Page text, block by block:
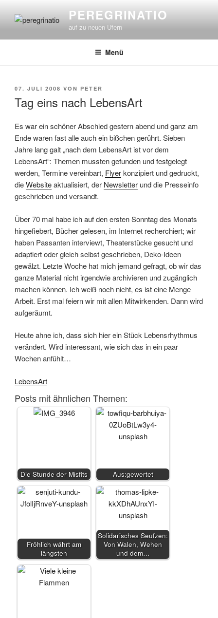
Inhalt
PEREGRINATIO
auf zu neuen Ufern
Menü
VERÖFFENTLICHT
07. JULI 2008 VON PETER
Tag eins nach LebensArt
Es war ein schöner Abschied gestern abend und ganz am
Ende waren fast alle auch ein bißchen gerührt. Sieben
Jahre lang galt „nach dem LebensArt ist vor dem
LebensArt“: Themen mussten gefunden und festgelegt
werden, Termine vereinbart, Flyerkonzipiert und gedruckt,
dieWebsiteaktualisiert, der Newsletter und die Presseinfo
geschrieben und versandt.
Über 70 mal habe ich auf den ersten Sonntag des Monats
hingefiebert, Bücher gelesen, im Internet recherchiert; wir
haben Passanten interviewt, Theaterstücke gesucht und
adaptiert oder gleich selbst geschrieben, Deko-Ideen
gewälzt. Letzte Woche hat mich jemand gefragt, ob wir das
ganze Material nicht irgendwie archivieren und zugänglich
machen können. Ich weiß noch nicht, es ist eine Menge
Arbeit. Erst mal feiern wir mit allen Mitwirkenden. Dann wird
aufgeräumt.
Heute ahne ich, dass sich hier ein Stück Lebensrhythmus
verändert. Wird interessant, wie sich das in ein paar
Wochen anfühlt…
LebensArt
Posts mit ähnlichen Themen:
Die Stunde der Misfits Aus:gewertet
Fröhlich währt am
längsten
Solidarisches Seufzen:
Von Walen, Wehen
und dem…